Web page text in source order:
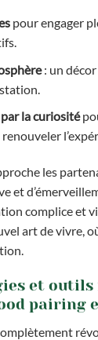
pour engager
: un
la curiosité
les
et
complice et
art de vivre,
et outils
pairing